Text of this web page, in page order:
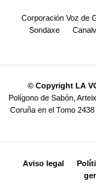
Corporación Voz de
Sondaxe
© Copyright LA
Polígono de Sabón,
Coruña en el Tomo
Aviso legal